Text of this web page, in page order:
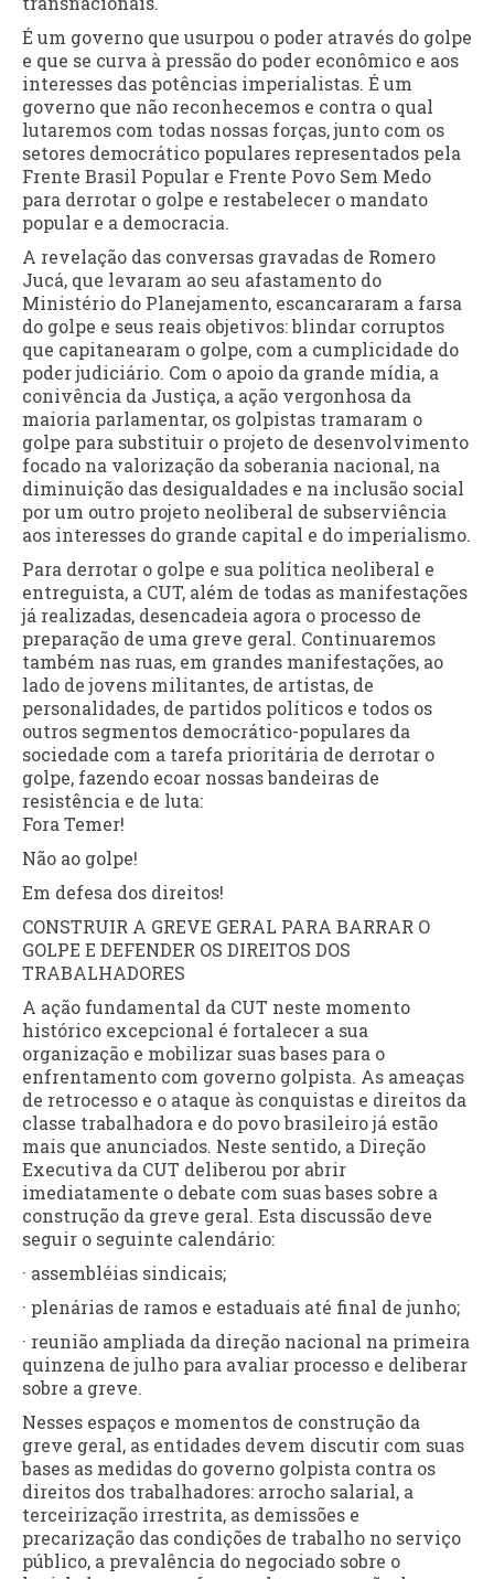
É um governo que usurpou o poder através do golpe
e que se curva à pressão do poder econômico e aos
interesses das potências imperialistas. É um
governo que não reconhecemos e contra o qual
lutaremos com todas nossas forças, junto com os
setores democrático populares representados pela
Frente Brasil Popular e Frente Povo Sem Medo
para derrotar o golpe e restabelecer o mandato
popular e a democracia.
A revelação das conversas gravadas de Romero
Jucá, que levaram ao seu afastamento do
Ministério do Planejamento, escancararam a farsa
do golpe e seus reais objetivos: blindar corruptos
que capitanearam o golpe, com a cumplicidade do
poder judiciário. Com o apoio da grande mídia, a
conivência da Justiça, a ação vergonhosa da
maioria parlamentar, os golpistas tramaram o
golpe para substituir o projeto de desenvolvimento
focado na valorização da soberania nacional, na
diminuição das desigualdades e na inclusão social
por um outro projeto neoliberal de subserviência
aos interesses do grande capital e do imperialismo.
Para derrotar o golpe e sua política neoliberal e
entreguista, a CUT, além de todas as manifestações
já realizadas, desencadeia agora o processo de
preparação de uma greve geral. Continuaremos
também nas ruas, em grandes manifestações, ao
lado de jovens militantes, de artistas, de
personalidades, de partidos políticos e todos os
outros segmentos democrático-populares da
sociedade com a tarefa prioritária de derrotar o
golpe, fazendo ecoar nossas bandeiras de
resistência e de luta:
Fora Temer!
Não ao golpe!
Em defesa dos direitos!
CONSTRUIR A GREVE GERAL PARA BARRAR O
GOLPE E DEFENDER OS DIREITOS DOS
TRABALHADORES
A ação fundamental da CUT neste momento
histórico excepcional é fortalecer a sua
organização e mobilizar suas bases para o
enfrentamento com governo golpista. As ameaças
de retrocesso e o ataque às conquistas e direitos da
classe trabalhadora e do povo brasileiro já estão
mais que anunciados. Neste sentido, a Direção
Executiva da CUT deliberou por abrir
imediatamente o debate com suas bases sobre a
construção da greve geral. Esta discussão deve
seguir o seguinte calendário:
· assembléias sindicais;
· plenárias de ramos e estaduais até final de junho;
· reunião ampliada da direção nacional na primeira
quinzena de julho para avaliar processo e deliberar
sobre a greve.
Nesses espaços e momentos de construção da
greve geral, as entidades devem discutir com suas
bases as medidas do governo golpista contra os
direitos dos trabalhadores: arrocho salarial, a
terceirização irrestrita, as demissões e
precarização das condições de trabalho no serviço
público, a prevalência do negociado sobre o